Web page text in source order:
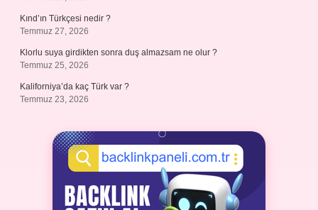
Kınd’ın Türkçesi nedir ?
Temmuz 27, 2026
Klorlu suya girdikten sonra duş almazsam ne olur ?
Temmuz 25, 2026
Kaliforniya’da kaç Türk var ?
Temmuz 23, 2026